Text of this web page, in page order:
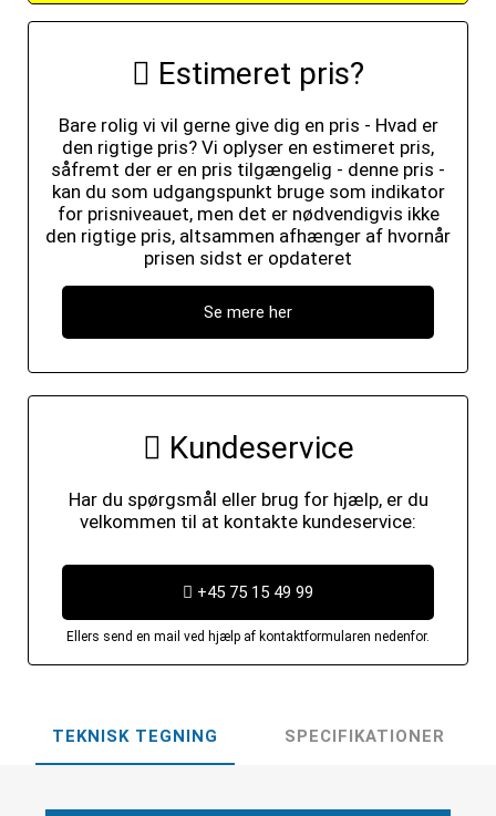
Estimeret pris?
Bare rolig vi vil gerne give dig en pris - Hvad er
den rigtige pris? Vi oplyser en estimeret pris,
såfremt der er en pris tilgængelig - denne pris -
kan du som udgangspunkt bruge som indikator
for prisniveauet, men det er nødvendigvis ikke
den rigtige pris, altsammen afhænger af hvornår
prisen sidst er opdateret
Se mere her
Kundeservice
Har du spørgsmål eller brug for hjælp, er du
velkommen til at kontakte kundeservice:
+45 75 15 49 99
Ellers send en mail ved hjælp af kontaktformularen nedenfor.
TEKNISK TEGNING SPECIFIKATIONER